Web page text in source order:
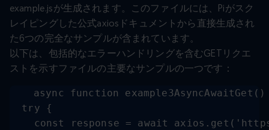
example.jsが生成されます。このファイルには、Piがスク
レイピングした公式axiosドキュメントから直接生成され
た6つの完全なサンプルが含まれています。
以下は、包括的なエラーハンドリングを含むGETリクエ
ストを示すファイルの主要なサンプルの一つです：
async function
  try {
const response = await